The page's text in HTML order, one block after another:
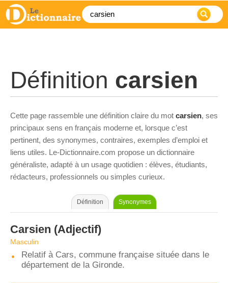
Définition carsien
Cette page rassemble une définition claire du mot carsien, ses
principaux sens en français moderne et, lorsque c’est
pertinent, des synonymes, contraires, exemples d’emploi et
liens utiles. Le-Dictionnaire.com propose un dictionnaire
généraliste, adapté à un usage quotidien : élèves, étudiants,
rédacteurs, professionnels ou simples curieux.
Définition Synonymes
Carsien (Adjectif)
Masculin
Relatif à Cars, commune française située dans le
département de la Gironde.